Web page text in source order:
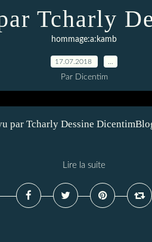
Tcharly
hommage:a:kamb
17.07.2018
Par Dicentim
par Tcharly Dessine
Lire la suite